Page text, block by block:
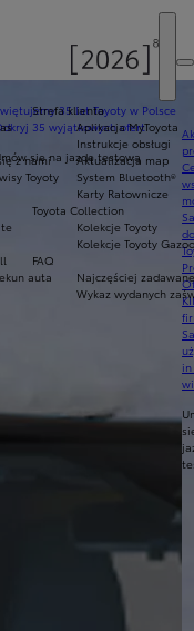
35 lat Toyoty w Polsce
35 wyjątkowych ofert
się na jazdę testową
z nami
Toyoty
auta
Strefa klienta
Aplikacja MyToyota
Instrukcje obsługi
Aktualizacja map
System Bluetooth®
Karty Ratownicze
Toyota Collection
Kolekcje Toyoty
Kolekcje Toyoty
FAQ
Najczęściej
Wykaz wydanych